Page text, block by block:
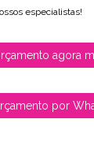
especialistas!
agora
por